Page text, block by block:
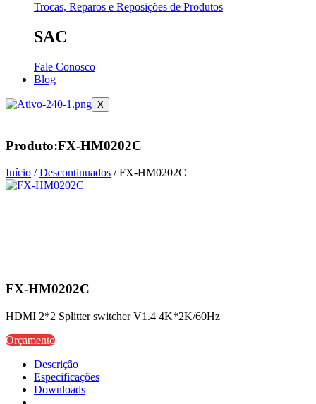
Trocas, Reparos e Reposições de Produtos
SAC
Fale Conosco
Blog
X
Produto:FX-HM0202C
Início /Descontinuados / FX-HM0202C
FX-HM0202C
HDMI 2*2 Splitter switcher V1.4 4K*2K/60Hz
Orçamento
Descrição
Especificações
Downloads